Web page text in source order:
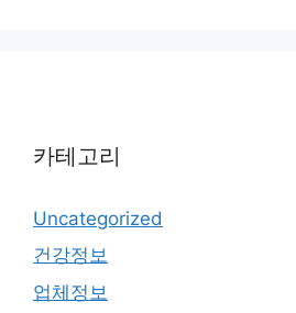
카테고리
Uncategorized
건강정보
업체정보